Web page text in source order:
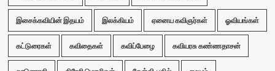
இசைக்கவியின் இதயம் இலக்கியம் ஏனைய கவிஞர்கள் ஓவியங்கள்
கட்டுரைகள் கவிதைகள் கவிப்பேழை கவியரசு கண்ணதாசன்